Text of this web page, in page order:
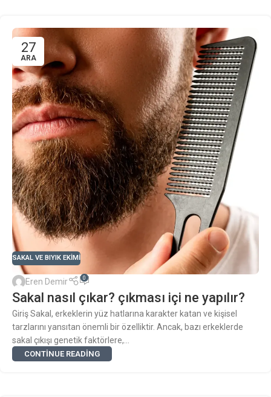
27
ARA
SAKAL VE BIYIK EKIMI
Eren Demir 0
Sakal nasıl çıkar? çıkması içi ne yapılır?
Giriş Sakal, erkeklerin yüz hatlarına karakter katan ve kişisel
tarzlarını yansıtan önemli bir özelliktir. Ancak, bazı erkeklerde
sakal çıkışı genetik faktörlere,...
CONTINUE READING